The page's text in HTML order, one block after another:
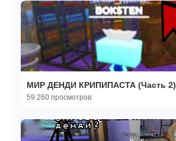
МИР ДЕНДИ КРИПИПАСТА (Часть 2)
59 260 просмотров